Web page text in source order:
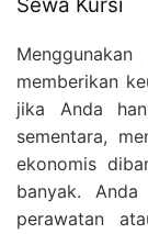
Menggunakan
memberikan
jika Anda
sementara,
ekonomis
banyak.
perawatan